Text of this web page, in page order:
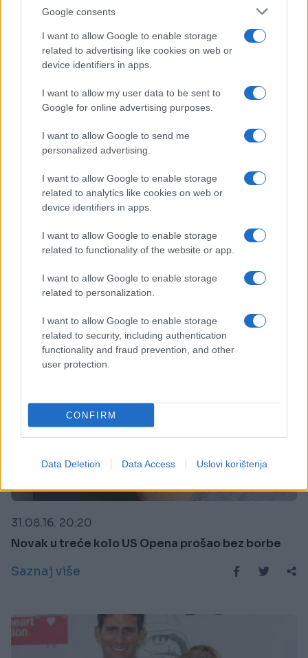
Google consents
I want to allow Google to enable storage
related to advertising like cookies on web or
device identifiers in apps.
I want to allow my user data to be sent to
Google for online advertising purposes.
I want to allow Google to send me
personalized advertising.
I want to allow Google to enable storage
related to analytics like cookies on web or
device identifiers in apps.
I want to allow Google to enable storage
related to functionality of the website or app.
I want to allow Google to enable storage
related to personalization.
I want to allow Google to enable storage
related to security, including authentication
functionality and fraud prevention, and other
user protection.
CONFIRM
Data Deletion Data Access Uslovi korištenja
02.09.16. 22:50
US Open: Đoković bez borbe u osmini finala, Čilić
pometen sa terena
31.08.16. 20:20
Novak u treće kolo US Opena prošao bez borbe
Saznaj više